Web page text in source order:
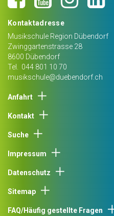
Kontaktadresse
Musikschule Region Dübendorf
Zwinggartenstrasse 28
8600 Dübendorf
Tel.
044 801 10 70
musikschule@duebendorf.ch
Anfahrt
Kontakt
Suche
Impressum
Datenschutz
Sitemap
FAQ/Häufig gestellte Fragen